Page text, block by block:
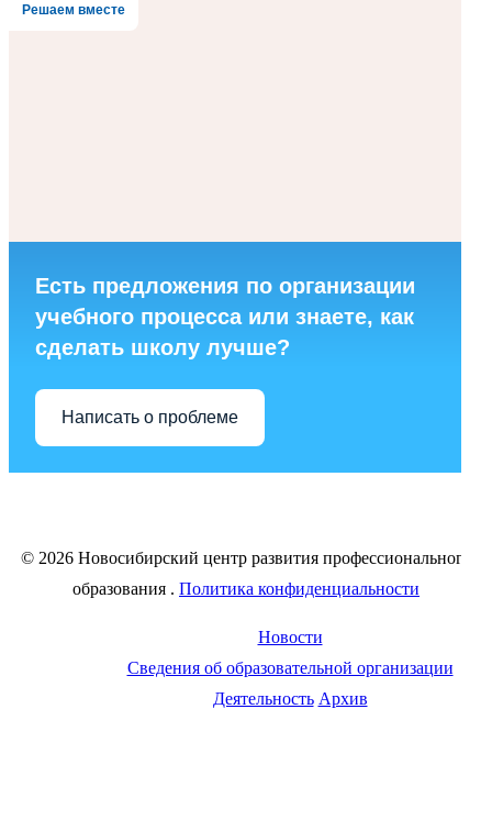
Решаем вместе
Есть предложения по организации
учебного процесса или знаете, как
сделать школу лучше?
Написать о проблеме
© 2026 Новосибирский центр развития профессионального
образования . Политика конфиденциальности
Новости
Сведения об образовательной организации
Деятельность Архив